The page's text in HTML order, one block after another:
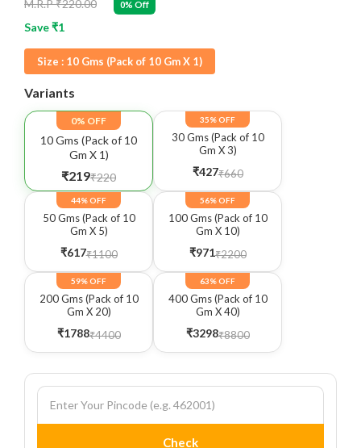
M.R.P ₹220.00 0% Off
Save ₹1
Size : 10 Gms (Pack of 10 Gm X 1)
Variants
0% OFF
10 Gms (Pack of 10
Gm X 1)
₹219₹220
35% OFF
30 Gms (Pack of 10
Gm X 3)
₹427₹660
44% OFF
50 Gms (Pack of 10
Gm X 5)
₹617₹1100
56% OFF
100 Gms (Pack of 10
Gm X 10)
₹971₹2200
59% OFF
200 Gms (Pack of 10
Gm X 20)
₹1788₹4400
63% OFF
400 Gms (Pack of 10
Gm X 40)
₹3298₹8800
Check